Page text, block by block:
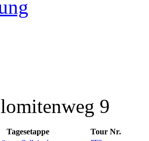
9
Tagesetappe
Tour Nr.